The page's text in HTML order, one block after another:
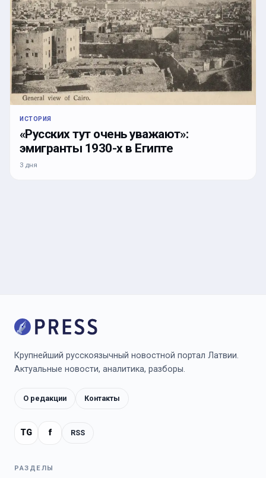
ИСТОРИЯ
«Русских тут очень уважают»:
эмигранты 1930-х в Египте
3 дня
Крупнейший русскоязычный новостной портал Латвии.
Актуальные новости, аналитика, разборы.
О редакции Контакты
TG f RSS
РАЗДЕЛЫ